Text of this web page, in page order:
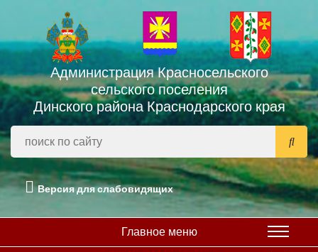
Администрация Красносельского
сельского поселения
Динского района Краснодарского края
Версия для слабовидящих
Главное меню